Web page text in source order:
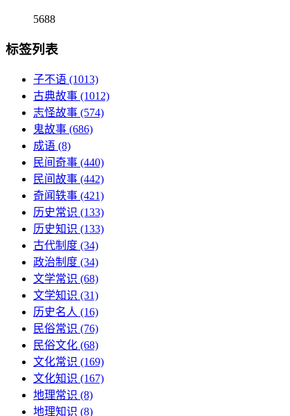
5688
标签列表
子不语 (1013)
古典故事 (1012)
志怪故事 (574)
鬼故事 (686)
成语 (8)
民间奇事 (440)
民间故事 (442)
奇闻轶事 (421)
历史常识 (133)
历史知识 (133)
古代制度 (34)
政治制度 (34)
文学常识 (68)
文学知识 (31)
历史名人 (16)
民俗常识 (76)
民俗文化 (68)
文化常识 (169)
文化知识 (167)
地理常识 (8)
地理知识 (8)